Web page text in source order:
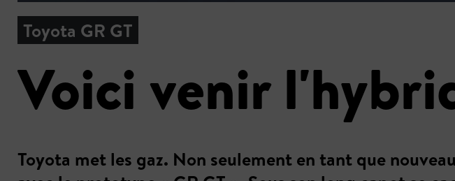
Toyota GR GT
Voici venir
Toyota met les gaz. Non seulement en tant que